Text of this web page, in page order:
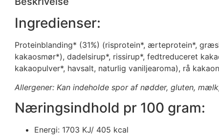
Ingredienser:
Proteinblanding* (31%) (risprotein*, ærteprotein*,
kakaosmør*), dadelsirup*, rissirup*, fedtreduceret
kakaopulver*, havsalt, naturlig vaniljearoma), rå
Allergener: Kan indeholde spor af nødder, gluten,
Næringsindhold pr 100 gram:
Energi: 1703 KJ/ 405 kcal